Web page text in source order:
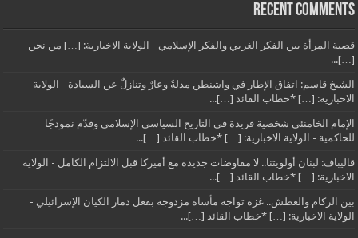
Recent Comments
قضية المرأة بين الفكر الغربي والفكر الإسلامي - الولاية الاخبارية: […] من نحن
[…]...
الشيخ قاسم: اتفاق الإطار في واشنطن مذلةٌ وعارٌ وتنازلٌ عن السيادة - الولاية
الاخبارية: […] *خطاب القائد […]...
الإمام الخامنئي شخصية فريدة في التاريخ السياسي الإسلامي وقدّم نموذجًا
للحاكمية - الولاية الاخبارية: […] *خطاب القائد […]...
قاليباف: لبنان أولويتنا.. لا مفاوضات جديدة مع أميركا قبل الالتزام الكامل - الولاية
الاخبارية: […] *خطاب القائد […]...
بين الركام والعطش.. غزة تواجه مأساة مزدوجة بفعل دمار الكيان الإسرائيلي -
الولاية الاخبارية: […] *خطاب القائد […]...